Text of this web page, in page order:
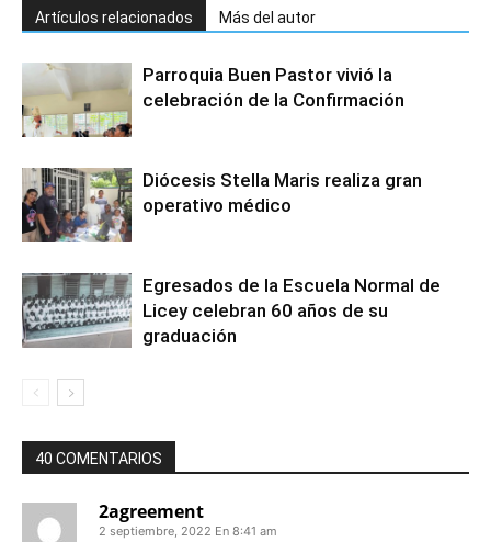
Artículos relacionados Más del autor
Parroquia Buen Pastor vivió la
celebración de la Confirmación
Diócesis Stella Maris realiza gran
operativo médico
Egresados de la Escuela Normal de
Licey celebran 60 años de su
graduación
40 COMENTARIOS
2agreement
2 septiembre, 2022 En 8:41 am